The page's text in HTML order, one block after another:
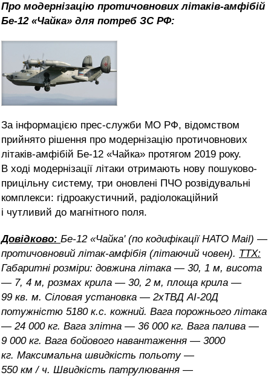
Про модернізацію протичовнових літаків-амфібій
Бе-12 «Чайка» для потреб ЗС РФ:
За інформацією прес-служби МО РФ, відомством
прийнято рішення про модернізацію протичовнових
літаків-амфібій Бе-12 «Чайка» протягом 2019 року.
В ході модернізації літаки отримають нову пошуково-
прицільну систему, три оновлені ПЧО розвідувальні
комплекси: гідроакустичний, радіолокаційний
і чутливий до магнітного поля.
Довідково: Бе-12 «Чайка' (по кодифікаціїНАТО Mail) —
протичовновий літак-амфібія (літаючий човен). ТТХ:
Габаритні розміри: довжина літака — 30, 1 м, висота
— 7, 4 м, розмах крила — 30, 2 м, площа крила —
99 кв. м. Сіловая установка — 2хТВД АІ-20Д
потужністю 5180 к.с. кожний. Вага порожнього літака
— 24 000 кг. Вага злітна — 36 000 кг. Вага палива —
9 000 кг. Вага бойового навантаження — 3000
кг. Максимальна швидкість польоту —
550 км / ч. Швидкість патрулювання —